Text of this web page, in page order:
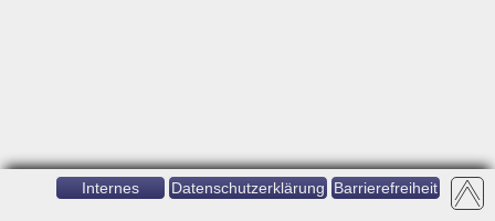
Internes Datenschutzerklärung Barrierefreiheit